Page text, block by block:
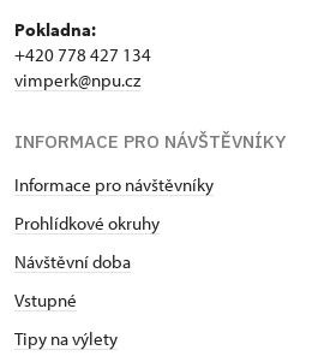
Pokladna:
+420 778 427 134
vimperk@npu.cz
INFORMACE PRO NÁVŠTĚVNÍKY
Informace pro návštěvníky
Prohlídkové okruhy
Návštěvní doba
Vstupné
Tipy na výlety